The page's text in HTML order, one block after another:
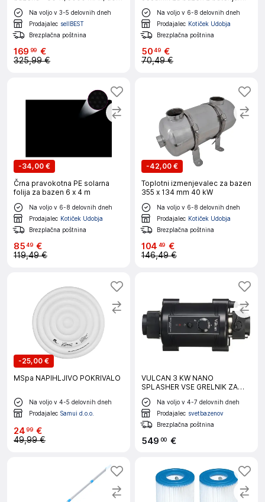
60 m², IP68
Na voljo v 3-5 delovnih dneh
Prodajalec sellBEST
Brezplačna poštnina
169 99 €
325,99 €
Na voljo v 6-8 delovnih dneh
Prodajalec Kotiček Udobja
Brezplačna poštnina
5049 €
70,49 €
-34,00 €
Črna pravokotna PE solarna
folija za bazen 6 x 4 m
Na voljo v 6-8 delovnih dneh
Prodajalec Kotiček Udobja
Brezplačna poštnina
8549 €
119,49 €
-42,00 €
Toplotni izmenjevalec za bazen
355 x 134 mm 40 kW
Na voljo v 6-8 delovnih dneh
Prodajalec Kotiček Udobja
Brezplačna poštnina
104 49 €
146,49 €
-25,00 €
MSpa NAPIHLJIVO POKRIVALO
Na voljo v 4-5 delovnih dneh
Prodajalec Samui d.o.o.
2499 €
49,99 €
VULCAN 3 KW NANO
SPLASHER VSE GRELNIK ZA
BAZEN IZ TITANA
Na voljo v 4-7 delovnih dneh
Prodajalec svetbazenov
Brezplačna poštnina
549 00 €